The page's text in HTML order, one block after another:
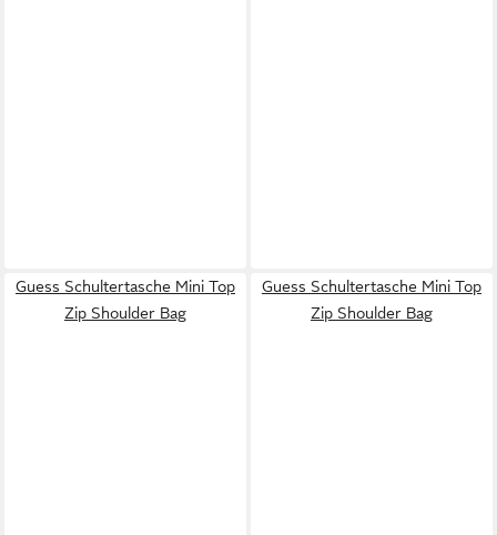
Guess Schultertasche Mini Top
Zip Shoulder Bag
Guess Schultertasche Mini Top
Zip Shoulder Bag